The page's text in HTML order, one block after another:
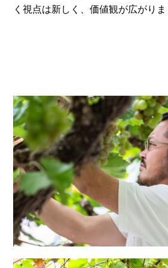
く視点は新しく、価値観が広がりま